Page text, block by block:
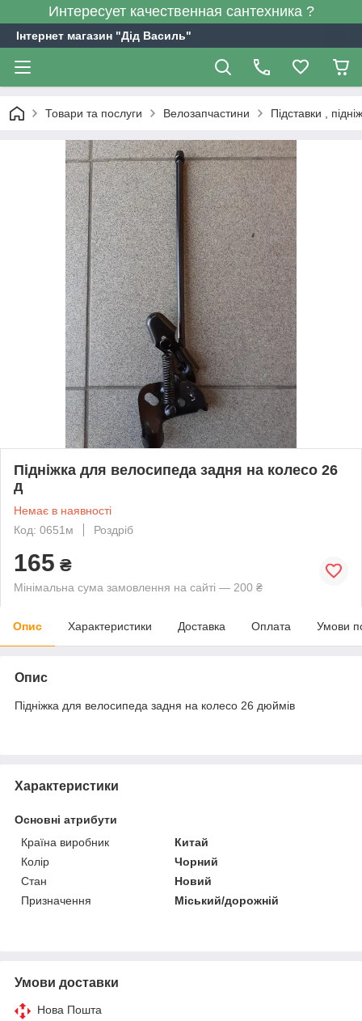
Интересует качественная сантехника ?
Інтернет магазин "Дід Василь"
Товари та послуги Велозапчастини Підставки ,
Підніжка для велосипеда задня на колесо 26
д
Немає в наявності
Код: 0651м
Роздріб
165 ₴
Мінімальна сума замовлення на сайті — 200 ₴
Опис Характеристики Доставка Оплата Умови
Опис
Підніжка для велосипеда задня на колесо 26 дюймів
Характеристики
Основні атрибути
Країна виробник
Китай
Колір
Чорний
Стан
Новий
Призначення
Міський/дорожній
Умови доставки
Нова Пошта